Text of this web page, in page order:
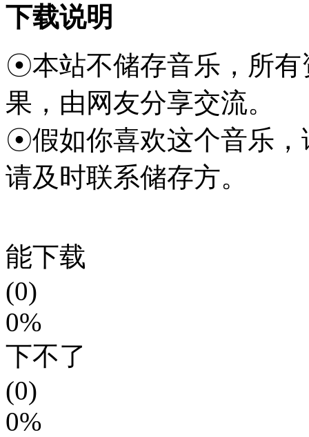
下载说明
☉本站不储存音乐，所有
果，由网友分享交流。
☉假如你喜欢这个音乐，
请及时联系储存方。
能下载
(0)
0%
下不了
(0)
0%